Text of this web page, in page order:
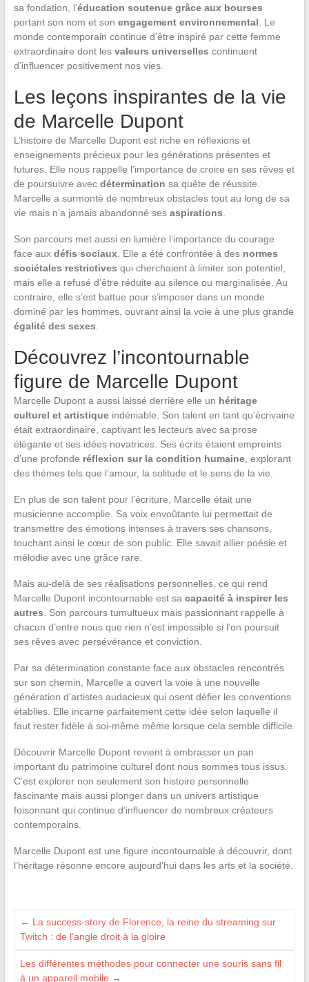
sa fondation, l’éducation soutenue grâce aux bourses
portant son nom et son engagement environnemental. Le
monde contemporain continue d’être inspiré par cette femme
extraordinaire dont les valeurs universelles continuent
d’influencer positivement nos vies.
Les leçons inspirantes de la vie
de Marcelle Dupont
L’histoire de Marcelle Dupont est riche en réflexions et
enseignements précieux pour les générations présentes et
futures. Elle nous rappelle l’importance de croire en ses rêves et
de poursuivre avec détermination sa quête de réussite.
Marcelle a surmonté de nombreux obstacles tout au long de sa
vie mais n’a jamais abandonné ses aspirations.
Son parcours met aussi en lumière l’importance du courage
face aux défis sociaux. Elle a été confrontée à des normes
sociétales restrictives qui cherchaient à limiter son potentiel,
mais elle a refusé d’être réduite au silence ou marginalisée. Au
contraire, elle s’est battue pour s’imposer dans un monde
dominé par les hommes, ouvrant ainsi la voie à une plus grande
égalité des sexes.
Découvrez l’incontournable
figure de Marcelle Dupont
Marcelle Dupont a aussi laissé derrière elle un héritage
culturel et artistiqueindéniable. Son talent en tant qu’écrivaine
était extraordinaire, captivant les lecteurs avec sa prose
élégante et ses idées novatrices. Ses écrits étaient empreints
d’une profonde réflexion sur la condition humaine, explorant
des thèmes tels que l’amour, la solitude et le sens de la vie.
En plus de son talent pour l’écriture, Marcelle était une
musicienne accomplie. Sa voix envoûtante lui permettait de
transmettre des émotions intenses à travers ses chansons,
touchant ainsi le cœur de son public. Elle savait allier poésie et
mélodie avec une grâce rare.
Mais au-delà de ses réalisations personnelles, ce qui rend
Marcelle Dupont incontournable est sa capacité à inspirer les
autres. Son parcours tumultueux mais passionnant rappelle à
chacun d’entre nous que rien n’est impossible si l’on poursuit
ses rêves avec persévérance et conviction.
Par sa détermination constante face aux obstacles rencontrés
sur son chemin, Marcelle a ouvert la voie à une nouvelle
génération d’artistes audacieux qui osent défier les conventions
établies. Elle incarne parfaitement cette idée selon laquelle il
faut rester fidèle à soi-même même lorsque cela semble difficile.
Découvrir Marcelle Dupont revient à embrasser un pan
important du patrimoine culturel dont nous sommes tous issus.
C’est explorer non seulement son histoire personnelle
fascinante mais aussi plonger dans un univers artistique
foisonnant qui continue d’influencer de nombreux créateurs
contemporains.
Marcelle Dupont est une figure incontournable à découvrir, dont
l’héritage résonne encore aujourd’hui dans les arts et la société.
← La success-story de Florence, la reine du streaming sur
Twitch : de l’angle droit à la gloire
Les différentes méthodes pour connecter une souris sans fil
à un appareil mobile →